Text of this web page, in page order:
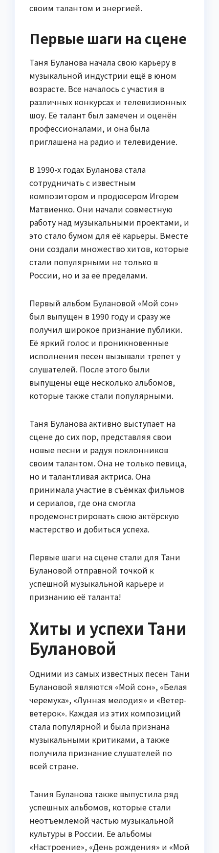
своим талантом и энергией.
Первые шаги на сцене
Таня Буланова начала свою карьеру в
музыкальной индустрии ещё в юном
возрасте. Все началось с участия в
различных конкурсах и телевизионных
шоу. Её талант был замечен и оценён
профессионалами, и она была
приглашена на радио и телевидение.
В 1990-х годах Буланова стала
сотрудничать с известным
композитором и продюсером Игорем
Матвиенко. Они начали совместную
работу над музыкальными проектами, и
это стало бумом для её карьеры. Вместе
они создали множество хитов, которые
стали популярными не только в
России, но и за её пределами.
Первый альбом Булановой «Мой сон»
был выпущен в 1990 году и сразу же
получил широкое признание публики.
Её яркий голос и проникновенные
исполнения песен вызывали трепет у
слушателей. После этого были
выпущены ещё несколько альбомов,
которые также стали популярными.
Таня Буланова активно выступает на
сцене до сих пор, представляя свои
новые песни и радуя поклонников
своим талантом. Она не только певица,
но и талантливая актриса. Она
принимала участие в съёмках фильмов
и сериалов, где она смогла
продемонстрировать свою актёрскую
мастерство и добиться успеха.
Первые шаги на сцене стали для Тани
Булановой отправной точкой к
успешной музыкальной карьере и
признанию её таланта!
Хиты и успехи Тани
Булановой
Одними из самых известных песен Тани
Булановой являются «Мой сон», «Белая
черемуха», «Лунная мелодия» и «Ветер-
ветерок». Каждая из этих композиций
стала популярной и была признана
музыкальными критиками, а также
получила признание слушателей по
всей стране.
Тания Буланова также выпустила ряд
успешных альбомов, которые стали
неотъемлемой частью музыкальной
культуры в России. Ее альбомы
«Настроение», «День рождения» и «Мой